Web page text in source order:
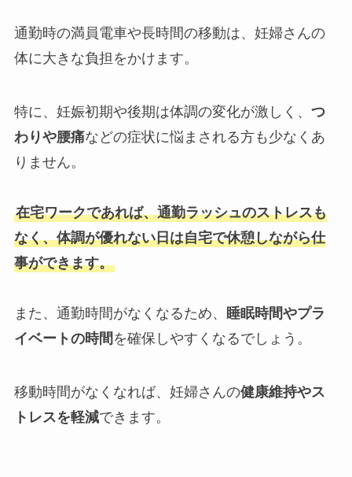
通勤時の満員電車や長時間の移動は、妊婦さんの
体に大きな負担をかけます。
特に、妊娠初期や後期は体調の変化が激しく、 つ
わりや腰痛などの症状に悩まされる方も少なくあ
りません。
在宅ワークであれば、通勤ラッシュのストレスも
なく、体調が優れない日は自宅で休憩しながら仕
事ができます。
また、通勤時間がなくなるため、
睡眠時間やプラ
イベートの時間 を確保しやすくなるでしょう。
移動時間がなくなれば、妊婦さんの健康維持やス
トレスを軽減できます。